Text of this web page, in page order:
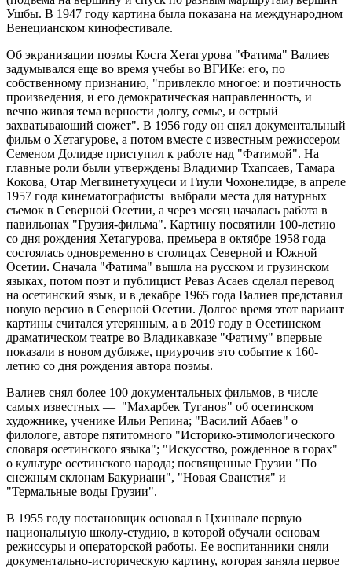
Ушбы. В 1947 году картина была показана на международном
Венецианском кинофестивале.
Об экранизации поэмы Коста Хетагурова "Фатима" Валиев
задумывался еще во время учебы во ВГИКе: его, по
собственному признанию, "привлекло многое: и поэтичность
произведения, и его демократическая направленность, и
вечно живая тема верности долгу, семье, и острый
захватывающий сюжет". В 1956 году он снял документальный
фильм о Хетагурове, а потом вместе с известным режиссером
Семеном Долидзе приступил к работе над "Фатимой". На
главные роли были утверждены Владимир Тхапсаев, Тамара
Кокова, Отар Мегвинетухуцеси и Гиули Чохонелидзе, в апреле
1957 года кинематографисты выбрали места для натурных
съемок в Северной Осетии, а через месяц началась работа в
павильонах "Грузия-фильма". Картину посвятили 100-летию
со дня рождения Хетагурова, премьера в октябре 1958 года
состоялась одновременно в столицах Северной и Южной
Осетии. Сначала "Фатима" вышла на русском и грузинском
языках, потом поэт и публицист Реваз Асаев сделал перевод
на осетинский язык, и в декабре 1965 года Валиев представил
новую версию в Северной Осетии. Долгое время этот вариант
картины считался утерянным, а в 2019 году в Осетинском
драматическом театре во Владикавказе "Фатиму" впервые
показали в новом дубляже, приурочив это событие к 160-
летию со дня рождения автора поэмы.
Валиев снял более 100 документальных фильмов, в числе
самых известных — "Махарбек Туганов" об осетинском
художнике, ученике Ильи Репина; "Василий Абаев" о
филологе, авторе пятитомного "Историко-этимологического
словаря осетинского языка"; "Искусство, рожденное в горах"
о культуре осетинского народа; посвященные Грузии "По
снежным склонам Бакуриани", "Новая Сванетия" и
"Термальные воды Грузии".
В 1955 году постановщик основал в Цхинвале первую
национальную школу-студию, в которой обучали основам
режиссуры и операторской работы. Ее воспитанники сняли
документально-историческую картину, которая заняла первое